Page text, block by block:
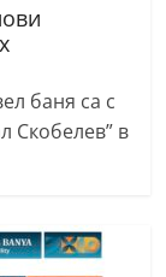
баня са с
Скобелев” в